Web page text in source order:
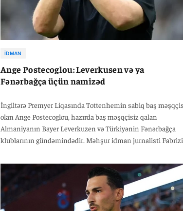
İDMAN
Ange Postecoglou: Leverkusen və ya
Fənərbağça üçün namizəd
İngiltərə Premyer Liqasında Tottenhemin sabiq baş
olan Ange Postecoglou, hazırda baş məşqçisiz qalan
Almaniyanın Bayer Leverkuzen və Türkiyənin Fənərbağça
klublarının gündəmindədir. Məhşur idman jurnalisti Fabrizio
Bundesliqada cəmi iki oyundan sonra Erik ten Haq ilə
yollarını ayırıb, Fənərbaxça isə Çempionlar Liqasına vəsiqə
qazana bilmədiyi üçün Joze Mourinyonu postundan